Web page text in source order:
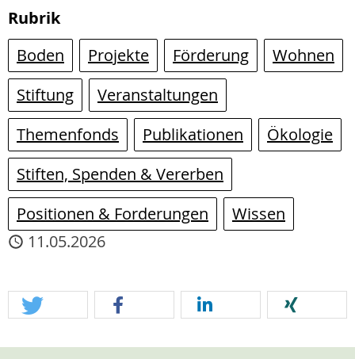
Rubrik
Boden
Projekte Förderung
Wohnen
Stiftung
Veranstaltungen
Themenfonds
Publikationen
Ökologie
Stiften, Spenden & Vererben
Positionen & Forderungen
Wissen
11.05.2026